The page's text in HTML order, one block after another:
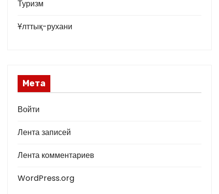
Туризм
Ұлттық-рухани
Мета
Войти
Лента записей
Лента комментариев
WordPress.org